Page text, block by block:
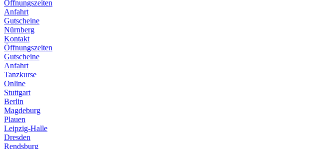
Öffnungszeiten
Anfahrt
Gutscheine
Nürnberg
Kontakt
Öffnungszeiten
Gutscheine
Anfahrt
Tanzkurse
Online
Stuttgart
Berlin
Magdeburg
Plauen
Leipzig-Halle
Dresden
Rendsburg